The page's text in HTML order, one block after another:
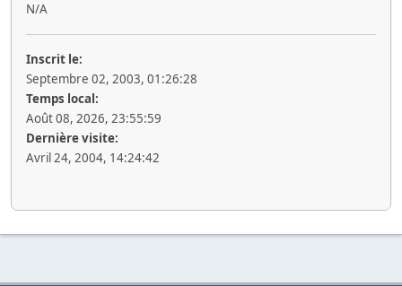
N/A
Inscrit le:
Septembre 02, 2003, 01:26:28
Temps local:
Août 08, 2026, 23:55:59
Dernière visite:
Avril 24, 2004, 14:24:42